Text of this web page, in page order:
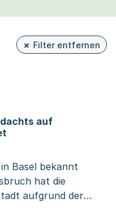
Filter entfernen
auf
Basel bekannt
hat die
aufgrund der
von Amtes